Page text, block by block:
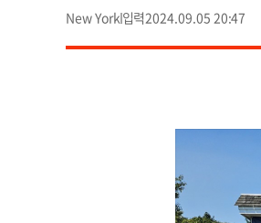
New York 2024.09.05 20:47